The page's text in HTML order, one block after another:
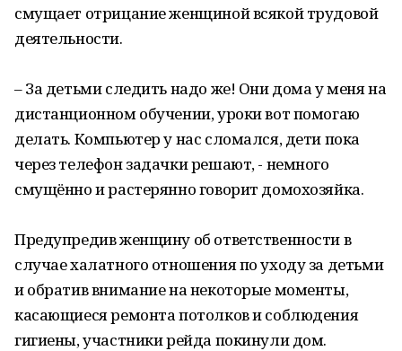
смущает отрицание женщиной всякой трудовой
деятельности.
– За детьми следить надо же! Они дома у меня на
дистанционном обучении, уроки вот помогаю
делать. Компьютер у нас сломался, дети пока
через телефон задачки решают, - немного
смущённо и растерянно говорит домохозяйка.
Предупредив женщину об ответственности в
случае халатного отношения по уходу за детьми
и обратив внимание на некоторые моменты,
касающиеся ремонта потолков и соблюдения
гигиены, участники рейда покинули дом.